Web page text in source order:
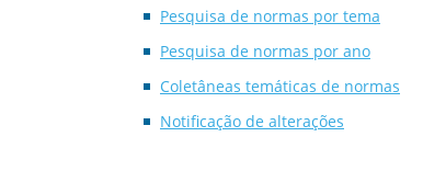
Pesquisa de normas por tema
Pesquisa de normas por ano
Coletâneas temáticas de normas
Notificação de alterações